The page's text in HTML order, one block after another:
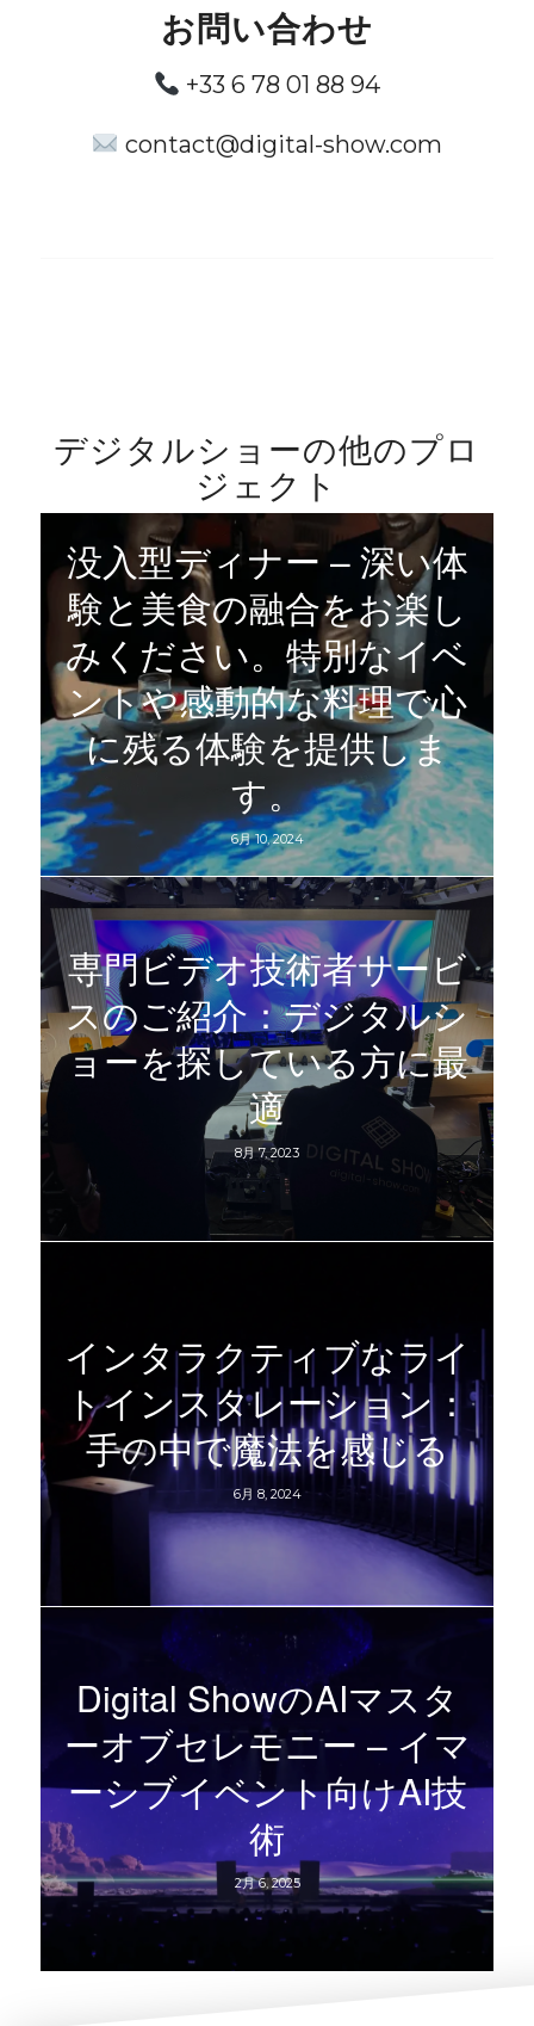
お問い合わせ
+33 6 78 01 88 94
contact@digital-show.com
デジタルショーの他のプロ
ジェクト
没入型ディナー – 深い体
験と美食の融合をお楽し
みください。特別なイベ
ントや感動的な料理で心
に残る体験を提供しま
す。
6月 10, 2024
専門ビデオ技術者サービ
スのご紹介：デジタルシ
ョーを探している方に最
適
8月 7, 2023
インタラクティブなライ
トインスタレーション：
手の中で魔法を感じる
6月 8, 2024
Digital ShowのAIマスタ
ーオブセレモニー – イマ
ーシブイベント向けAI技
術
2月 6, 2025